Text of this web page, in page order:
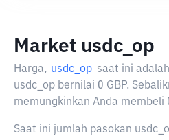
Market usdc_op
Harga, usdc_op saat ini adalah
usdc_op bernilai 0 GBP.
memungkinkan Anda membeli
Saat ini jumlah pasokan